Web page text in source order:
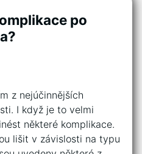
po
z nejúčinnějších
I když je to velmi
některé komplikace.
lišit v závislosti na typu